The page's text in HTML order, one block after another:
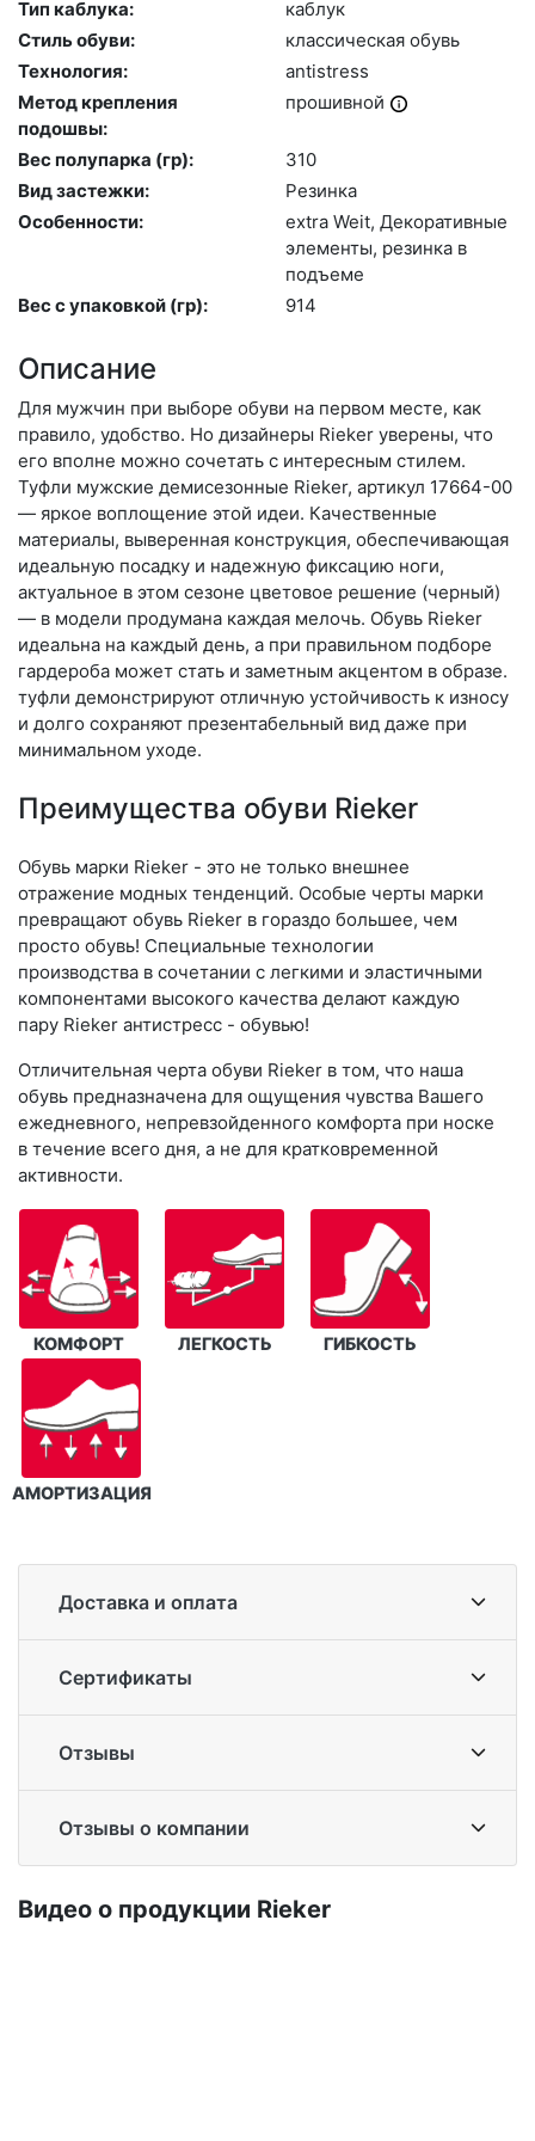
Тип каблука:
каб­лук
Стиль обуви:
клас­си­чес­кая обувь
Технология:
an­tist­ress
Метод крепления
подошвы:
про­шив­ной
Вес полупарка (гр):
310
Вид застежки:
Ре­зин­ка
Особенности:
ext­ra We­it, Де­кора­тив­ные
эле­мен­ты, ре­зин­ка в
подъ­еме
Вес с упаковкой (гр):
914
Описание
Для мужчин при выборе обуви на первом месте, как
правило, удобство. Но дизайнеры Rieker уверены, что
его вполне можно сочетать с интересным стилем.
Туфли мужские демисезонные Rieker, артикул 17664-00
— яркое воплощение этой идеи. Качественные
материалы, выверенная конструкция, обеспечивающая
идеальную посадку и надежную фиксацию ноги,
актуальное в этом сезоне цветовое решение (черный)
— в модели продумана каждая мелочь. Обувь Rieker
идеальна на каждый день, а при правильном подборе
гардероба может стать и заметным акцентом в образе.
туфли демонстрируют отличную устойчивость к износу
и долго сохраняют презентабельный вид даже при
минимальном уходе.
Преимущества обуви Rieker
Обувь марки Rieker - это не только внешнее
отражение модных тенденций. Особые черты марки
превращают обувь Rieker в гораздо большее, чем
просто обувь! Специальные технологии
производства в сочетании с легкими и эластичными
компонентами высокого качества делают каждую
пару Rieker антистресс - обувью!
Отличительная черта обуви Rieker в том, что наша
обувь предназначена для ощущения чувства Вашего
ежедневного, непревзойденного комфорта при носке
в течение всего дня, а не для кратковременной
активности.
КОМФОРТ ЛЕГКОСТЬ ГИБКОСТЬ
АМОРТИЗАЦИЯ
Доставка и оплата
Сертификаты
Отзывы
Отзывы о компании
Ви­део о про­дук­ции Ri­eker